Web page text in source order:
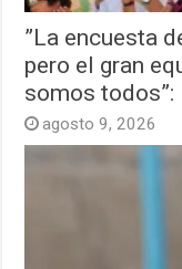
”La encuesta
pero el gran
somos
agosto 9, 2026